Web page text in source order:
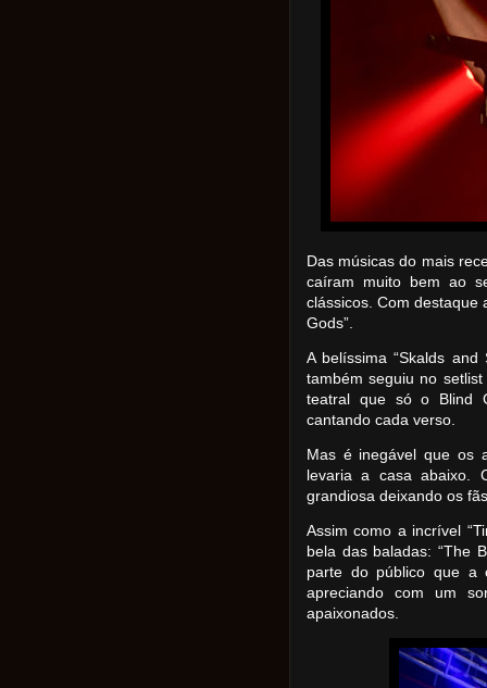
Das músicas do mais
caíram muito bem ao
clássicos. Com destaque
Gods”.
A belíssima “Skalds and
também seguiu no
teatral que só o Blind
cantando cada verso.
Mas é inegável que os
levaria a casa abaixo.
grandiosa deixando os
Assim como a incrível
bela das baladas: “The
parte do público que a
apreciando com um
apaixonados.